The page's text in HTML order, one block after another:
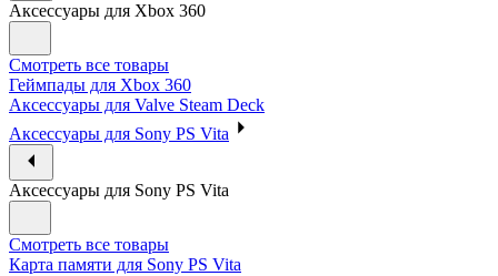
Аксессуары для Xbox 360
Смотреть все товары
Геймпады для Xbox 360
Аксессуары для Valve Steam Deck
Аксессуары для Sony PS Vita
Аксессуары для Sony PS Vita
Смотреть все товары
Карта памяти для Sony PS Vita